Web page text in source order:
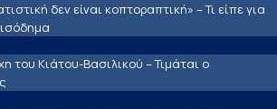
δεν είναι κοπτοραπτική» – Τι είπε για
του Κιάτου-Βασιλικού – Τιμάται ο